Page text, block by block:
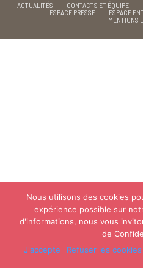
ACTUALITÉS CONTACTS ET ÉQUIPE
ESPACE PRESSE
ESPACE
MENTIONS
Nous utilisons des cookies
expérience possible sur
d'informations, nous vous
de
J'accepte
Refuser les cookies